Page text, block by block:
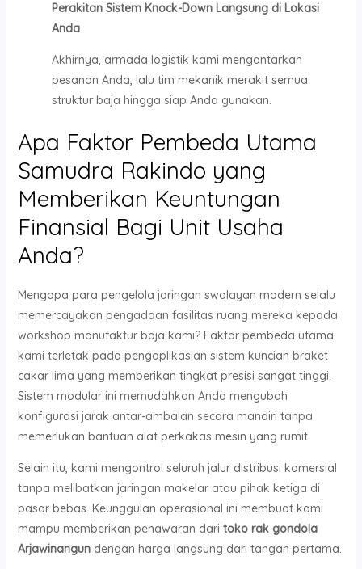
Perakitan Sistem Knock-Down Langsung di Lokasi
Anda
Akhirnya, armada logistik kami mengantarkan
pesanan Anda, lalu tim mekanik merakit semua
struktur baja hingga siap Anda gunakan.
Apa Faktor Pembeda Utama
Samudra Rakindo yang
Memberikan Keuntungan
Finansial Bagi Unit Usaha
Anda?
Mengapa para pengelola jaringan swalayan modern selalu
memercayakan pengadaan fasilitas ruang mereka kepada
workshop manufaktur baja kami? Faktor pembeda utama
kami terletak pada pengaplikasian sistem kuncian braket
cakar lima yang memberikan tingkat presisi sangat tinggi.
Sistem modular ini memudahkan Anda mengubah
konfigurasi jarak antar-ambalan secara mandiri tanpa
memerlukan bantuan alat perkakas mesin yang rumit.
Selain itu, kami mengontrol seluruh jalur distribusi komersial
tanpa melibatkan jaringan makelar atau pihak ketiga di
pasar bebas. Keunggulan operasional ini membuat kami
mampu memberikan penawaran dari toko rak gondola
Arjawinangundengan harga langsung dari tangan pertama.